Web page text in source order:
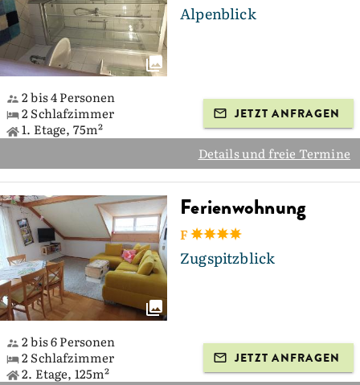
Alpenblick
2 bis 4 Personen
2 Schlafzimmer
1. Etage, 75m²
JETZT ANFRAGEN
Details und freie Termine
Ferienwohnung
F
Zugspitzblick
2 bis 6 Personen
2 Schlafzimmer
2. Etage, 125m²
JETZT ANFRAGEN